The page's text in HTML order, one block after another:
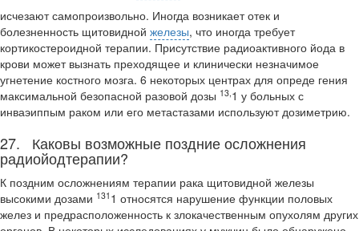
исчезают самопроизвольно. Иногда возникает отек и
болезненность щитовидной железы, что иногда требует
кортикостероидной терапии. Присутствие радиоактив­ного йода в
крови может вызнать преходящее и клинически незначимое
угнетение костного мозга. 6 некоторых центрах для опреде гения
максимальной безопасной разовой дозы 13, 1 у больных с
инваэиппым раком или его метастазами используют дозиметрию.
27. Каковы возможные поздние осложнения
радиойодтерапии?
К поздним осложнениям терапии рака щитовидной железы
высокими дозами 131 1 относятся нарушение функции половых
желез и предрасположенность к злока­чественным опухолям других